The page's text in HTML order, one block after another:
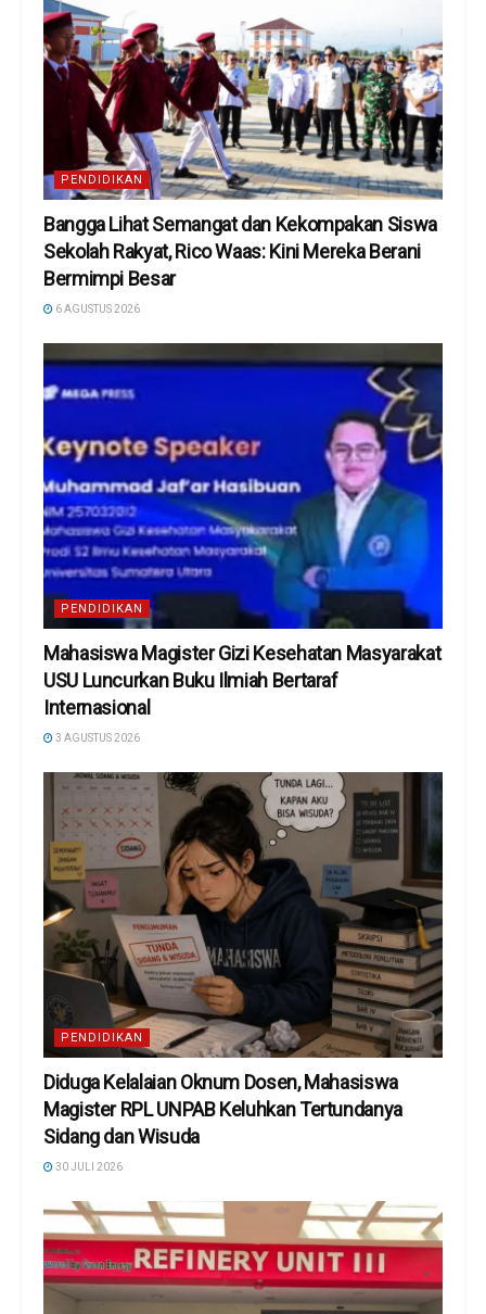
PENDIDIKAN
Bangga Lihat Semangat dan Kekompakan Siswa
Sekolah Rakyat, Rico Waas: Kini Mereka Berani
Bermimpi Besar
6 AGUSTUS 2026
PENDIDIKAN
Mahasiswa Magister Gizi Kesehatan Masyarakat
USU Luncurkan Buku Ilmiah Bertaraf
Internasional
3 AGUSTUS 2026
PENDIDIKAN
Diduga Kelalaian Oknum Dosen, Mahasiswa
Magister RPL UNPAB Keluhkan Tertundanya
Sidang dan Wisuda
30 JULI 2026